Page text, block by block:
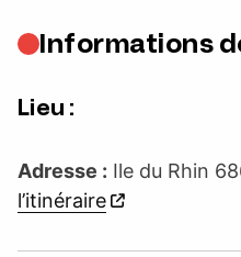
Informations
Lieu :
Adresse : Ile du Rhin
l’itinéraire